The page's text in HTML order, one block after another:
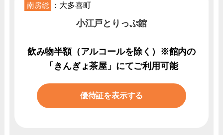
南房総 ：大多喜町
小江戸とりっぷ館
飲み物半額（アルコールを除く）※館内の
「きんぎょ茶屋」にてご利用可能
優待証を表示する